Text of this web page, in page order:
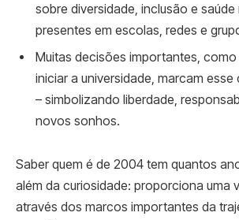
sobre diversidade, inclusão e saúde
presentes em escolas, redes e
Muitas decisões importantes, como
iniciar a universidade, marcam
– simbolizando liberdade,
novos sonhos.
Saber quem é de 2004 tem quantos
além da curiosidade: proporciona uma
através dos marcos importantes da